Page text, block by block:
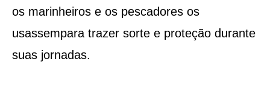
os marinheiros e os pescadores os
usassempara trazer sorte e proteção durante
suas jornadas.